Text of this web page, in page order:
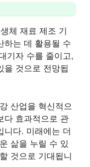
체 재료 제조 기
하는 데 활용될 수
기자 수를 줄이고,
을 것으로 전망됩
산업을 혁신적으
다 효과적으로 관
니다. 미래에는 더
삶을 누릴 수 있
것으로 기대됩니